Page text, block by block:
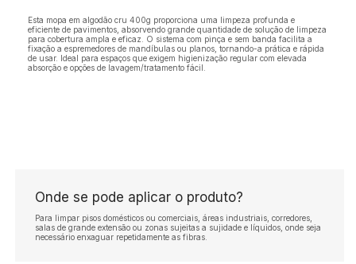
Esta mopa em algodão cru 400g proporciona uma limpeza profunda e
eficiente de pavimentos, absorvendo grande quantidade de solução de limpeza
para cobertura ampla e eficaz. O sistema com pinça e sem banda facilita a
fixação a espremedores de mandíbulas ou planos, tornando-a prática e rápida
de usar. Ideal para espaços que exigem higienização regular com elevada
absorção e opções de lavagem/tratamento fácil.
Onde se pode aplicar o produto?
Para limpar pisos domésticos ou comerciais, áreas industriais, corredores,
salas de grande extensão ou zonas sujeitas a sujidade e líquidos, onde seja
necessário enxaguar repetidamente as fibras.